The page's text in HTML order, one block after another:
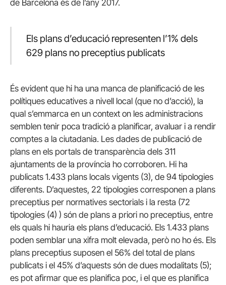
de Barcelona és de l’any 2017.
Els plans d’educació representen l’1% dels
629 plans no preceptius publicats
És evident que hi ha una manca de planificació de les
polítiques educatives a nivell local (que no d’acció), la
qual s’emmarca en un context on les administracions
semblen tenir poca tradició a planificar, avaluar i a rendir
comptes a la ciutadania. Les dades de publicació de
plans en els portals de transparència dels 311
ajuntaments de la província ho corroboren. Hi ha
publicats 1.433 plans locals vigents (3), de 94 tipologies
diferents. D’aquestes, 22 tipologies corresponen a plans
preceptius per normatives sectorials i la resta (72
tipologies (4) ) són de plans a priori no preceptius, entre
els quals hi hauria els plans d’educació. Els 1.433 plans
poden semblar una xifra molt elevada, però no ho és. Els
plans preceptius suposen el 56% del total de plans
publicats i el 45% d’aquests són de dues modalitats (5);
es pot afirmar que es planifica poc, i el que es planifica